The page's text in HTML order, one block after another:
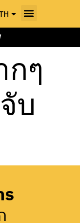
ๆ
บ